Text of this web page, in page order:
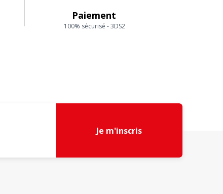
Paiement
100% sécurisé - 3DS2
Je m'inscris